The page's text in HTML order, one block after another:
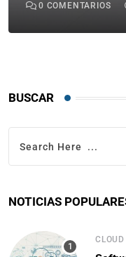
0 COMENTARIOS
BUSCAR
NOTICIAS
CLOUD